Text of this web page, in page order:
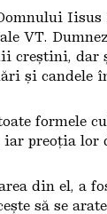
Iisus
VT.
creștini, dar
și candele
formele
preoția lor
din el, a
să se